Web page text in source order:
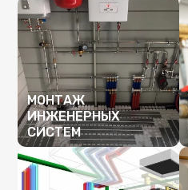
МОНТАЖ
ИНЖЕНЕРНЫХ
СИСТЕМ
ПОДРОБНЕЕ